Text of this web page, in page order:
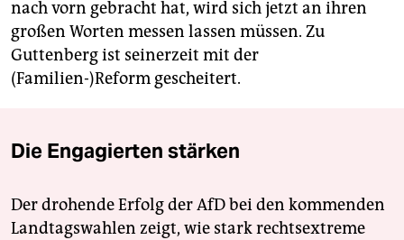
nach vorn gebracht hat, wird sich jetzt an ihren
großen Worten messen lassen müssen. Zu
Guttenberg ist seinerzeit mit der
(Familien-)Reform gescheitert.
Die Engagierten stärken
Der drohende Erfolg der AfD bei den kommenden
Landtagswahlen zeigt, wie stark rechtsextreme